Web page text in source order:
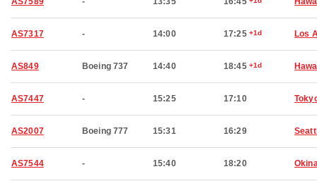
AS7317 - 14:00 17:25 +1d Los
AS849 Boeing 737 14:40 18:45 +1d
AS7447 - 15:25 17:10
AS2007 Boeing 777 15:31 16:29
AS7544 - 15:40 18:20